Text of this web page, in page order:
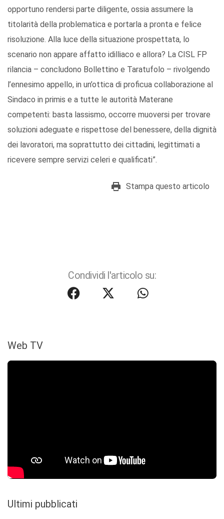
opportuno rendersi parte diligente, ossia assumere la
titolarità della problematica e portarla a pronta e felice
risoluzione. Alla luce della situazione prospettata, lo
scenario non appare affatto idilliaco e allora? La CISL FP
rilancia – concludono Bollettino e Taratufolo – rivolgendo
l’ennesimo appello, in un’ottica di proficua collaborazione al
Sindaco in primis e a tutte le autorità Materane
competenti: basta lassismo, occorre muoversi per trovare
soluzioni adeguate e rispettose del benessere, della dignità
dei lavoratori, ma soprattutto dei cittadini, legittimati a
ricevere sempre servizi celeri e qualificati”.
Stampa questo articolo
Condividi l'articolo su:
Web TV
Ultimi pubblicati